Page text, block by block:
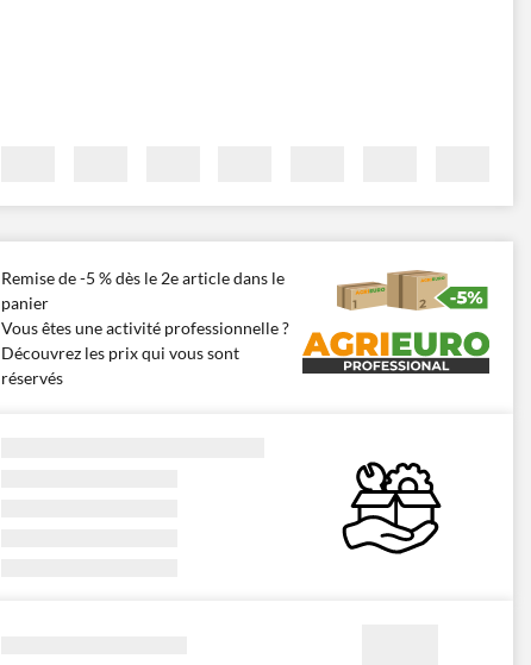
Remise de -5 % dès le 2e article dans le
panier
Vous êtes une activité professionnelle ?
Découvrez les prix qui vous sont
réservés